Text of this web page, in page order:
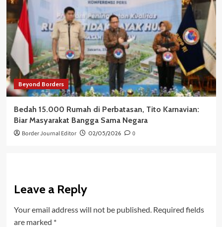
Beyond Borders
Bedah 15.000 Rumah di Perbatasan, Tito Karnavian:
Biar Masyarakat Bangga Sama Negara
Border Journal Editor 02/05/2026 0
Leave a Reply
Your email address will not be published. Required fields
are marked *